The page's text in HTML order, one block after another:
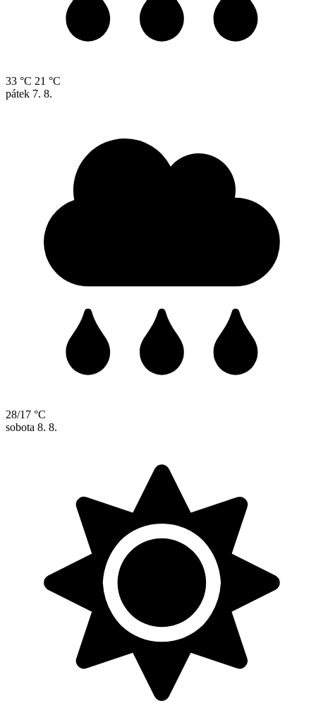
33 °C 21 °C
pátek 7. 8.
28/17 °C
sobota 8. 8.